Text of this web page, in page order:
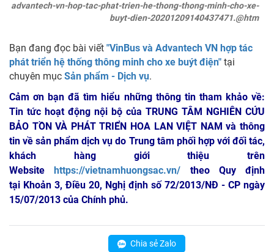
advantech-vn-hop-tac-phat-trien-he-thong-thong-minh-cho-xe-
buyt-dien-20201209140437471.@htm
Bạn đang đọc bài viết "VinBus và Advantech VN hợp tác
phát triển hệ thống thông minh cho xe buýt điện" tại
chuyên mục Sản phẩm - Dịch vụ.
Cảm ơn bạn đã tìm hiểu những thông tin tham khảo về:
Tin tức hoạt động nội bộ của TRUNG TÂM NGHIÊN CỨU
BẢO TỒN VÀ PHÁT TRIỂN HOA LAN VIỆT NAM và thông
tin về sản phẩm dịch vụ do Trung tâm phối hợp với đối tác,
khách hàng giới thiệu trên
Website
https://vietnamhuongsac.vn/ theo Quy định
tại Khoản 3, Điều 20, Nghị định số 72/2013/NĐ - CP ngày
15/07/2013 của Chính phủ.
Chia sẻ Zalo